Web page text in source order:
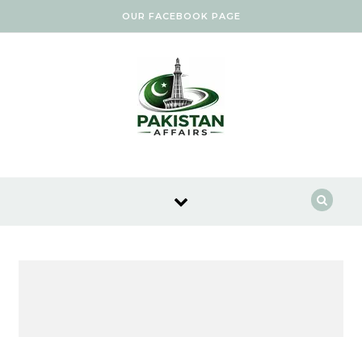
OUR FACEBOOK PAGE